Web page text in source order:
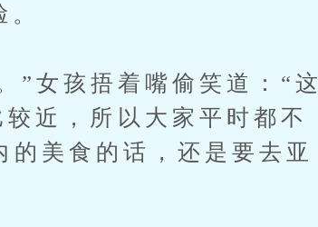
孩捂着嘴偷笑道：“这
近，所以大家平时都不
美食的话，还是要去亚